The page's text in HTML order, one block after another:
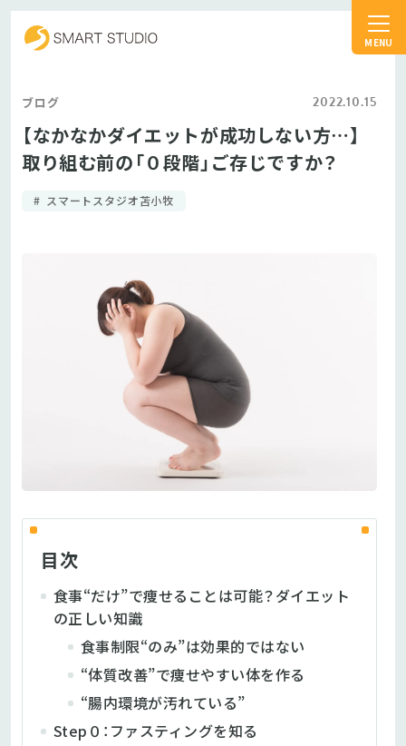
ブログ 2022.10.15
【なかなかダイエットが成功しない方…】
取り組む前の「０段階」ご存じですか？
スマートスタジオ苫小牧
目次
食事“だけ”で痩せることは可能？ダイエット
の正しい知識
食事制限“のみ”は効果的ではない
“体質改善”で痩せやすい体を作る
“腸内環境が汚れている”
Step０：ファスティングを知る